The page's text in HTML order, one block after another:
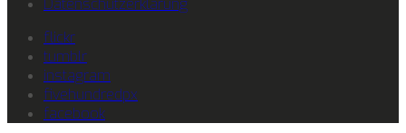
Datenschutzerklärung
flickr
tumblr
instagram
fivehundredpx
facebook